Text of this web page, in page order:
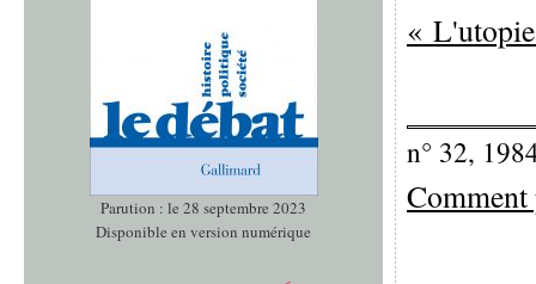
Parution : le 28 septembre 2023
Disponible en version numérique
«
n° 32,